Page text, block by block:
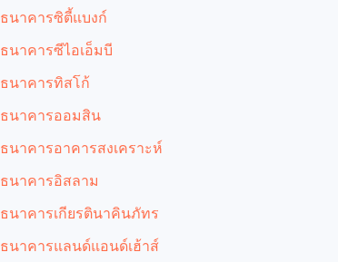
ธนาคารซิตี้แบงก์
ธนาคารซีไอเอ็มบี
ธนาคารทิสโก้
ธนาคารออมสิน
ธนาคารอาคารสงเคราะห์
ธนาคารอิสลาม
ธนาคารเกียรตินาคินภัทร
ธนาคารแลนด์แอนด์เฮ้าส์